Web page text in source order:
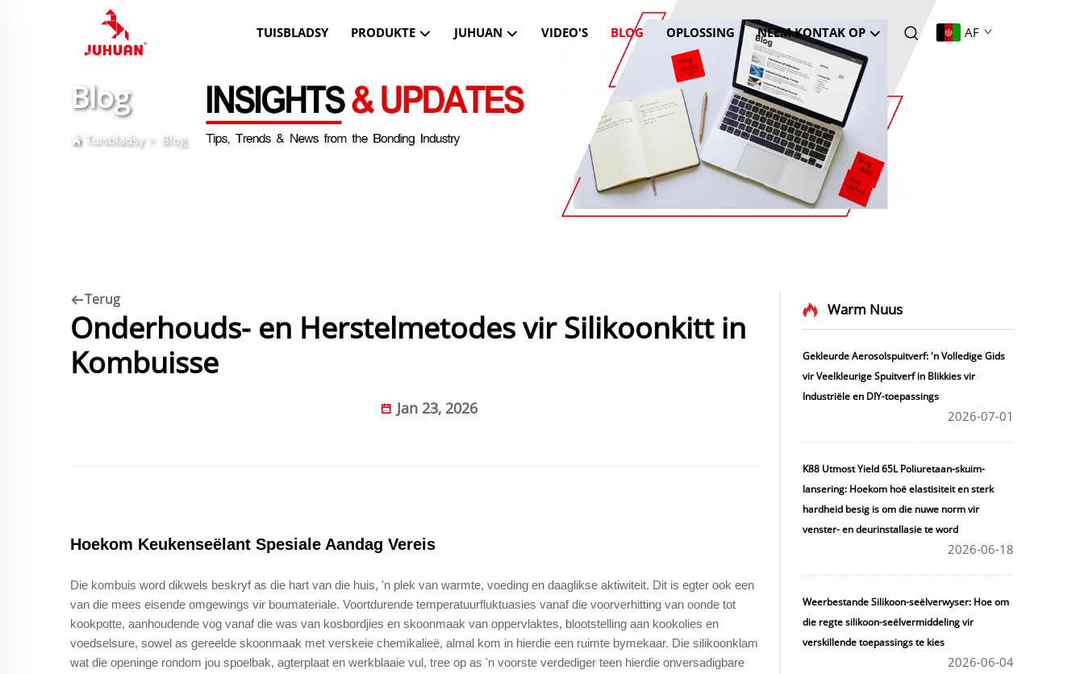
TUISBLADSY PRODUKTE JUHUAN VIDEO'S BLOG OPLOSSING NEEM KONTAK OP AF
Blog
Tuisbladsy> Blog
Terug
Onderhouds- en Herstelmetodes vir Silikoonkitt in
Kombuisse
Jan 23, 2026
Hoekom Keukenseëlant Spesiale Aandag Vereis
Die kombuis word dikwels beskryf as die hart van die huis, 'n plek van warmte, voeding en daaglikse aktiwiteit. Dit is egter ook een
van die mees eisende omgewings vir boumateriale. Voortdurende temperatuurfluktuasies vanaf die voorverhitting van oonde tot
kookpotte, aanhoudende vog vanaf die was van kosbordjies en skoonmaak van oppervlaktes, blootstelling aan kookolies en
voedselsure, sowel as gereelde skoonmaak met verskeie chemikalieë, almal kom in hierdie een ruimte bymekaar. Die silikoonklam
wat die openinge rondom jou spoelbak, agterplaat en werkblaaie vul, tree op as 'n voorste verdediger teen hierdie onversadigbare
Warm Nuus
Gekleurde Aerosolspuitverf: 'n Volledige Gids
vir Veelkleurige Spuitverf in Blikkies vir
Industriële en DIY-toepassings
2026-07-01
K88 Utmost Yield 65L Poliuretaan-skuim-
lansering: Hoekom hoë elastisiteit en sterk
hardheid besig is om die nuwe norm vir
venster- en deurinstallasie te word
2026-06-18
Weerbestande Silikoon-seëlverwyser: Hoe om
die regte silikoon-seëlvermiddeling vir
verskillende toepassings te kies
2026-06-04